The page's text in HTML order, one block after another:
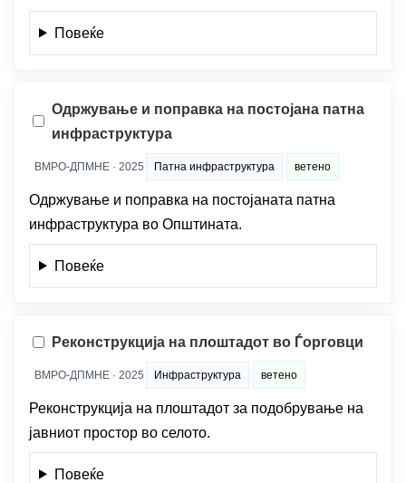
Повеќе
Одржување и поправка на постојана патна
инфраструктура
ВМРО-ДПМНЕ · 2025 Патна инфраструктура ветено
Одржување и поправка на постојаната патна
инфраструктура во Општината.
Повеќе
Реконструкција на плоштадот во Ѓорговци
ВМРО-ДПМНЕ · 2025 Инфраструктура ветено
Реконструкција на плоштадот за подобрување на
јавниот простор во селото.
Повеќе